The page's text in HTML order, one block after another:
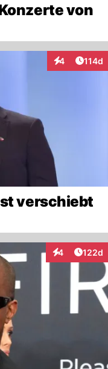
von
4
Interaktionen
114d
verschiebt
4
Interaktionen
122d